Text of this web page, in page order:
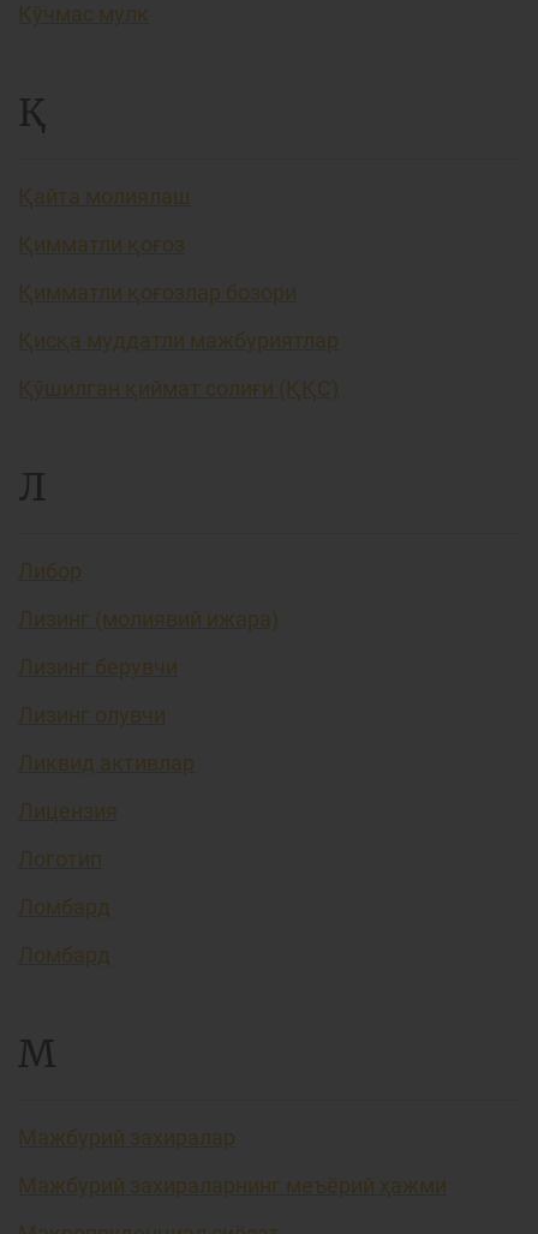
Кўчмас мулк
Қ
Қайта молиялаш
Қимматли қоғоз
Қимматли қоғозлар бозори
Қисқа муддатли мажбуриятлар
Қўшилган қиймат солиғи (ҚҚС)
Л
Либор
Лизинг (молиявий ижара)
Лизинг берувчи
Лизинг олувчи
Ликвид активлар
Лицензия
Логотип
Ломбард
Ломбард
М
Мажбурий захиралар
Мажбурий захираларнинг меъёрий ҳажми